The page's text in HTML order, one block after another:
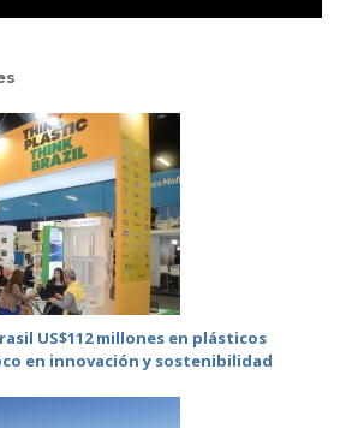
US$112 millones en plásticos
en innovación y sostenibilidad